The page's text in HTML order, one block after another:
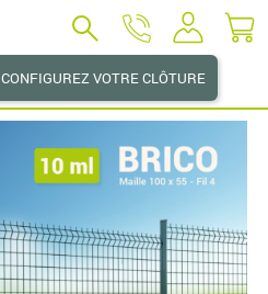
CONFIGUREZ VOTRE CLÔTURE